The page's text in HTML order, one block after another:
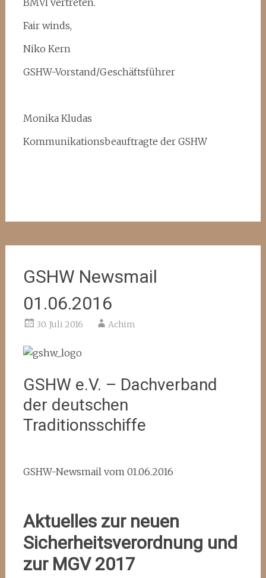
BMVI vertreten.
Fair winds,
Niko Kern
GSHW-Vorstand/Geschäftsführer
Monika Kludas
Kommunikationsbeauftragte der GSHW
GSHW Newsmail
01.06.2016
30. Juli 2016 Achim
GSHW e.V. – Dachverband
der deutschen
Traditionsschiffe
GSHW-Newsmail vom 01.06.2016
Aktuelles zur neuen
Sicherheitsverordnung und
zur MGV 2017